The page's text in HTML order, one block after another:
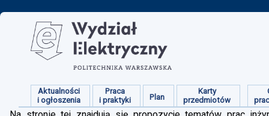
Aktualności
i ogłoszenia
Praca
i praktyki
Plan
Karty
przedmiotów